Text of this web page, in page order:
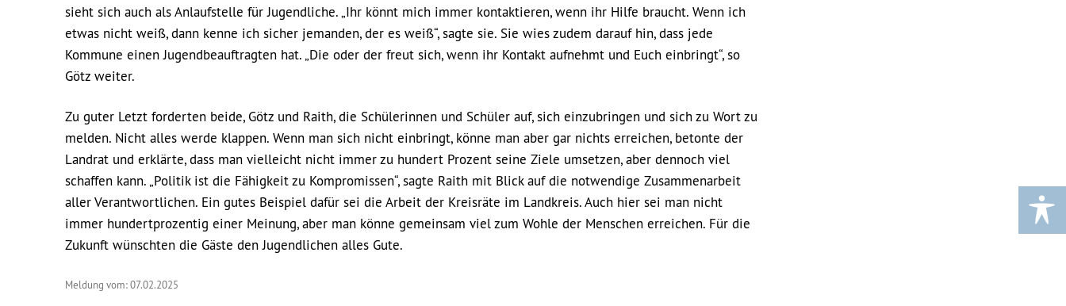
sieht sich auch als Anlaufstelle für Jugendliche. „Ihr könnt mich immer kontaktieren, wenn ihr Hilfe braucht. Wenn ich
etwas nicht weiß, dann kenne ich sicher jemanden, der es weiß“, sagte sie. Sie wies zudem darauf hin, dass jede
Kommune einen Jugendbeauftragten hat. „Die oder der freut sich, wenn ihr Kontakt aufnehmt und Euch einbringt“, so
Götz weiter.
Zu guter Letzt forderten beide, Götz und Raith, die Schülerinnen und Schüler auf, sich einzubringen und sich zu Wort zu
melden. Nicht alles werde klappen. Wenn man sich nicht einbringt, könne man aber gar nichts erreichen, betonte der
Landrat und erklärte, dass man vielleicht nicht immer zu hundert Prozent seine Ziele umsetzen, aber dennoch viel
schaffen kann. „Politik ist die Fähigkeit zu Kompromissen“, sagte Raith mit Blick auf die notwendige Zusammenarbeit
aller Verantwortlichen. Ein gutes Beispiel dafür sei die Arbeit der Kreisräte im Landkreis. Auch hier sei man nicht
immer hundertprozentig einer Meinung, aber man könne gemeinsam viel zum Wohle der Menschen erreichen. Für die
Zukunft wünschten die Gäste den Jugendlichen alles Gute.
Meldung vom: 07.02.2025